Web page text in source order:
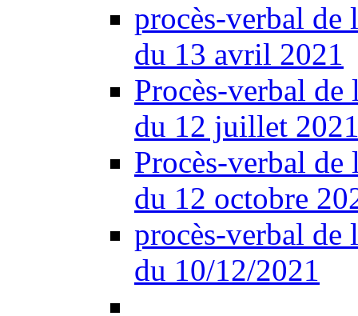
procès-verbal
du 13 avril 2021
Procès-verbal
du 12 juillet
Procès-verbal
du 12 octobre
procès-verbal
du 10/12/2021